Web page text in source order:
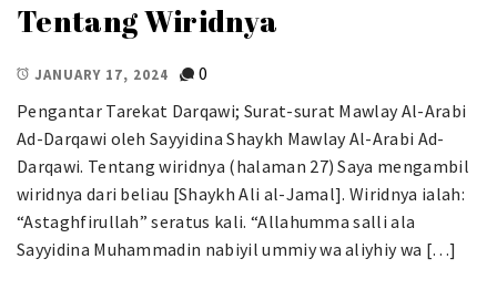
Tentang Wiridnya
JANUARY 17, 2024
0
Pengantar Tarekat Darqawi; Surat-surat Mawlay Al-Arabi
Ad-Darqawi oleh Sayyidina Shaykh Mawlay Al-Arabi Ad-
Darqawi. Tentang wiridnya (halaman 27) Saya mengambil
wiridnya dari beliau [Shaykh Ali al-Jamal]. Wiridnya ialah:
“Astaghfirullah” seratus kali. “Allahumma salli ala
Sayyidina Muhammadin nabiyil ummiy wa aliyhiy wa […]